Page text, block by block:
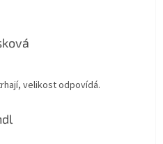
je 5 z 5 hvězdiček.
velikost odpovídá.
je 5 z 5 hvězdiček.